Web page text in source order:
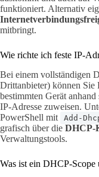
funktioniert. Alternativ
mitbringt.
Wie richte ich feste IP-
Bei einem vollständigen
Drittanbieter) können Sie
bestimmten Gerät anhand
IP-Adresse zuweisen.
PowerShell mit
Add-
grafisch über die DHCP-
Verwaltungstools.
Was ist ein DHCP-Scope